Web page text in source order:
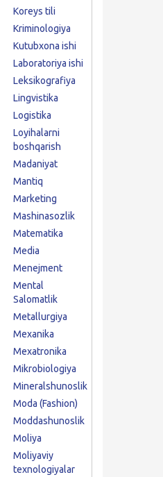
Koreys tili
Kriminologiya
Kutubxona ishi
Laboratoriya ishi
Leksikografiya
Lingvistika
Logistika
Loyihalarni
boshqarish
Madaniyat
Mantiq
Marketing
Mashinasozlik
Matematika
Media
Menejment
Mental
Salomatlik
Metallurgiya
Mexanika
Mexatronika
Mikrobiologiya
Mineralshunoslik
Moda (Fashion)
Moddashunoslik
Moliya
Moliyaviy
texnologiyalar